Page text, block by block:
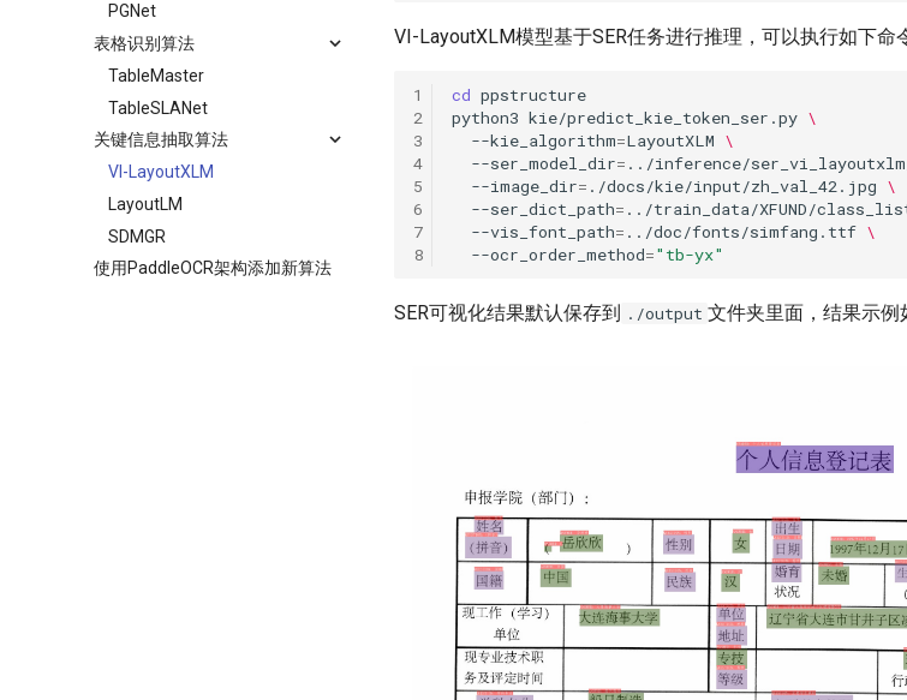
PGNet
表格识别算法
TableMaster
TableSLANet
关键信息抽取算法
VI-LayoutXLM
LayoutLM
SDMGR
使用PaddleOCR架构添加新算法
VI-LayoutXLM模型基于SER任务进行推理，可以执行如下命
1
2
3
4
5
6
7
8
cd
python3 kie/predict_kie_token_ser.py \
--kie_algorithm=LayoutXLM \
--ser_model_dir= ../inference/
--image_dir= ./docs/kie/input/zh_val_42.jpg \
--ser_dict_path= ../train_data/XFUND/
--vis_font_path= ../doc/fonts/simfang.ttf \
--ocr_order_method="tb-yx"
SER可视化结果默认保存到 ./output 文件夹里面，结果示例